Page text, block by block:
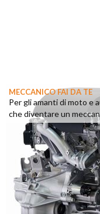
MECCANICO FAI DA TE
Per gli amanti di moto e
che diventare un